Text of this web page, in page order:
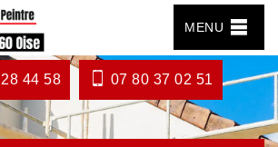
MENU
44 58 07 80 37 02 51